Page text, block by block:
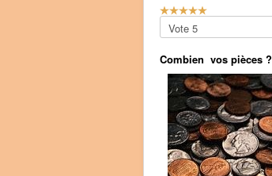
V
o
t
u
Veuillez
voter
Combien vos pièces ?